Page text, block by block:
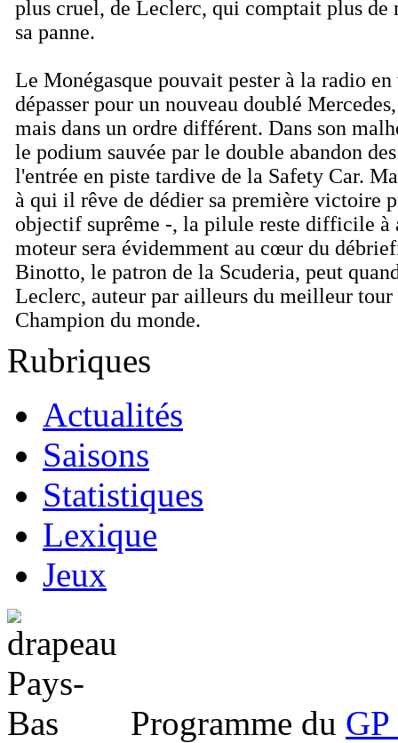
plus cruel, de Leclerc, qui comptait plus de
sa panne.
Le Monégasque pouvait pester à la radio
dépasser pour un nouveau doublé
mais dans un ordre différent. Dans son
le podium sauvée par le double abandon
l'entrée en piste tardive de la Safety Car.
à qui il rêve de dédier sa première victoire
objectif suprême -, la pilule reste difficile à
moteur sera évidemment au cœur du
Binotto, le patron de la Scuderia, peut
Leclerc, auteur par ailleurs du meilleur
Champion du monde.
Rubriques
Actualités
Saisons
Statistiques
Lexique
Jeux
Programme du